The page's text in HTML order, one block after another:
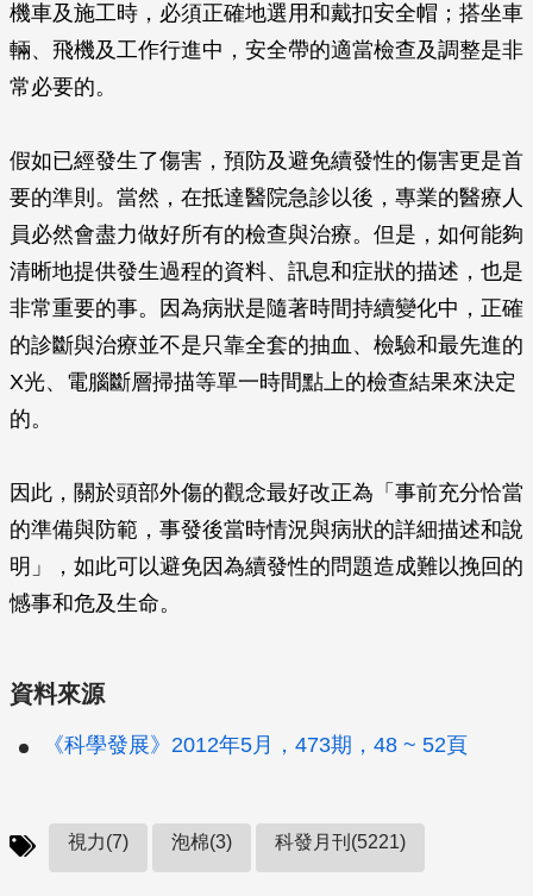
機車及施工時，必須正確地選用和戴扣安全帽；搭坐車
輛、飛機及工作行進中，安全帶的適當檢查及調整是非
常必要的。
假如已經發生了傷害，預防及避免續發性的傷害更是首
要的準則。當然，在抵達醫院急診以後，專業的醫療人
員必然會盡力做好所有的檢查與治療。但是，如何能夠
清晰地提供發生過程的資料、訊息和症狀的描述，也是
非常重要的事。因為病狀是隨著時間持續變化中，正確
的診斷與治療並不是只靠全套的抽血、檢驗和最先進的
X光、電腦斷層掃描等單一時間點上的檢查結果來決定
的。
因此，關於頭部外傷的觀念最好改正為「事前充分恰當
的準備與防範，事發後當時情況與病狀的詳細描述和說
明」，如此可以避免因為續發性的問題造成難以挽回的
憾事和危及生命。
資料來源
《科學發展》2012年5月，473期，48 ~ 52頁
視力(7) 泡棉(3) 科發月刊(5221)